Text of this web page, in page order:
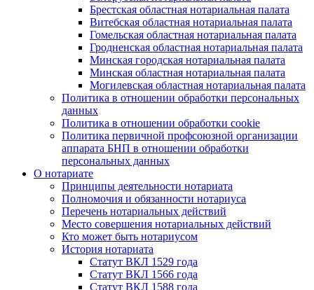
Брестская областная нотариальная палата
Витебская областная нотариальная палата
Гомельская областная нотариальная палата
Гродненская областная нотариальная палата
Минская городская нотариальная палата
Минская областная нотариальная палата
Могилевская областная нотариальная палата
Политика в отношении обработки персональных
данных
Политика в отношении обработки cookie
Политика первичной профсоюзной организации
аппарата БНП в отношении обработки
персональных данных
О нотариате
Принципы деятельности нотариата
Полномочия и обязанности нотариуса
Перечень нотариальных действий
Место совершения нотариальных действий
Кто может быть нотариусом
История нотариата
Статут ВКЛ 1529 года
Статут ВКЛ 1566 года
Статут ВКЛ 1588 года